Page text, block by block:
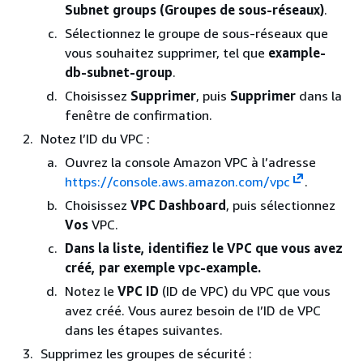
Subnet groups (Groupes de sous-réseaux).
Sélectionnez le groupe de sous-réseaux que
vous souhaitez supprimer, tel que example-
db-subnet-group.
Choisissez Supprimer, puis Supprimer dans la
fenêtre de confirmation.
Notez l’ID du VPC :
Ouvrez la console Amazon VPC à l’adresse
https://console.aws.amazon.com/vpc
.
Choisissez VPC Dashboard, puis sélectionnez
Vos VPC.
Dans la liste, identifiez le VPC que vous avez
créé, par exemple vpc-example.
Notez le VPC ID (ID de VPC) du VPC que vous
avez créé. Vous aurez besoin de l’ID de VPC
dans les étapes suivantes.
Supprimez les groupes de sécurité :